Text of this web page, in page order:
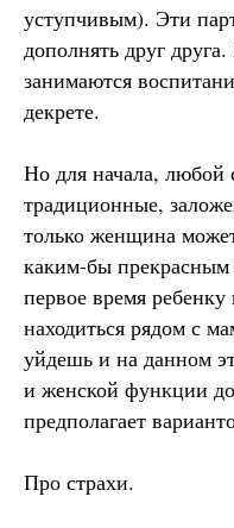
уступчивым). Эти
дополнять друг
занимаются
декрете.
Но для начала, любой
традиционные,
только женщина
каким-бы
первое время
находиться рядом с
уйдешь и на данном
и женской функции
предполагает
Про страхи.